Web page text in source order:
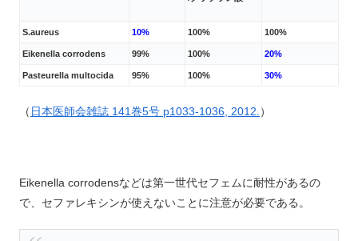
S.aureus 10% 100% 100%
Eikenella corrodens 99% 100% 20%
Pasteurella multocida 95% 100% 30%
（ 日本医師会雑誌 141巻5号 p1033-1036, 2012.）
Eikenella corrodensなどは第一世代セフェムに耐性があるの
で、セファレキシンが使えないことに注意が必要である。